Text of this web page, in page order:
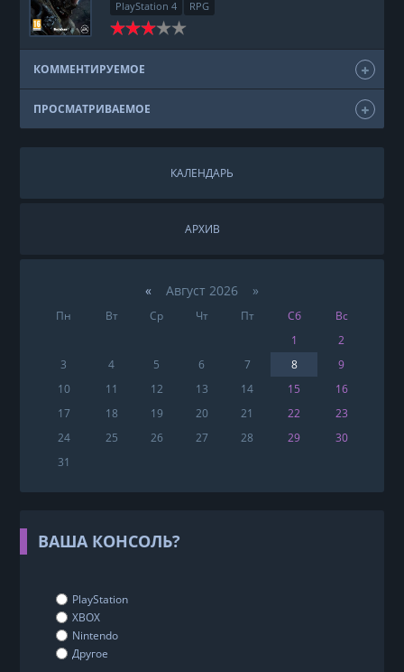
PlayStation 4 RPG
КОММЕНТИРУЕМОЕ
ПРОСМАТРИВАЕМОЕ
КАЛЕНДАРЬ
АРХИВ
«Август 2026 »
Пн Вт Ср Чт Пт Сб
Вс
1
2
3
4 5 6 7 8
9
10
11 12 13 14 15
16
17
18 19 20 21 22
23
24
25 26 27 28 29
30
31
ВАША КОНСОЛЬ?
PlayStation
XBOX
Nintendo
Другое